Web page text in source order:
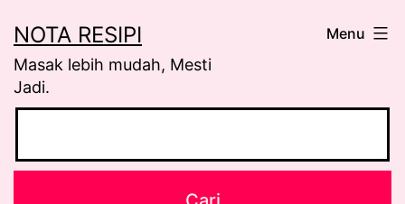
to
content
NOTA RESIPI
Masak lebih mudah, Mesti
Jadi.
Menu